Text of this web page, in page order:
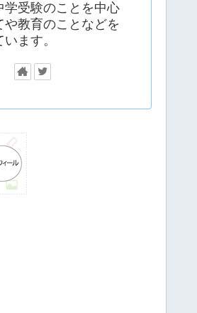
学受験のことを中心
や教育のことなどを
ます。